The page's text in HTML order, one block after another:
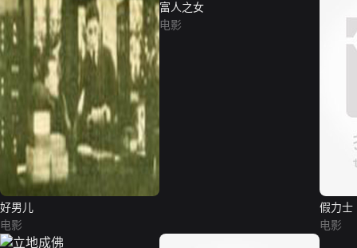
好男儿
电影
富人之女
电影
假力士
电影